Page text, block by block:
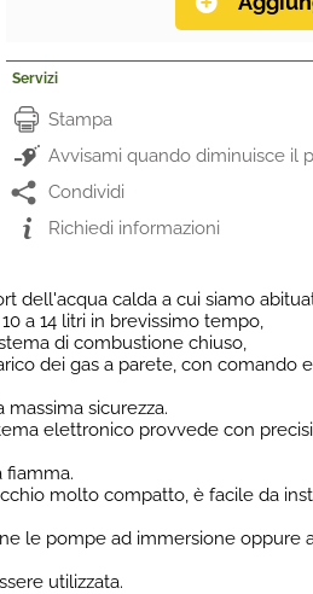
Servizi
Stampa
Avvisami quando diminuisce il
Condividi
Richiedi informazioni
dell'acqua calda a cui siamo
a 14 litri in brevissimo tempo,
di combustione chiuso,
dei gas a parete, con comando
sicurezza.
elettronico provvede con
fiamma.
molto compatto, è facile da
le pompe ad immersione oppure
utilizzata.